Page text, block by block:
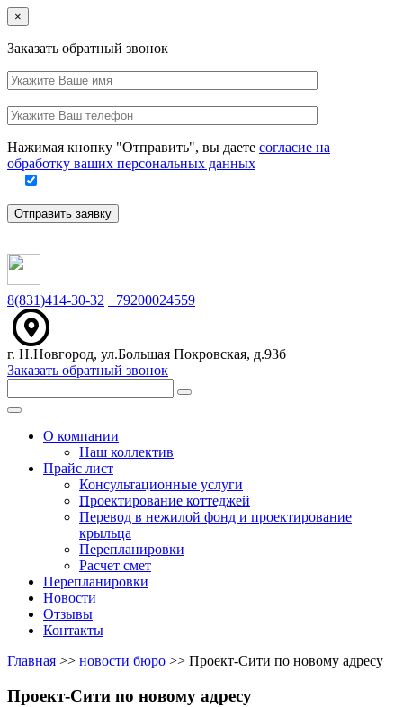
×
Заказать обратный звонок
Ваше
имя
это
Ваш
телефон
Нажимая кнопку "Отправить", вы даете согласие на
обработку ваших персональных данных
Отправить заявку
8(831)414-30-32 +79200024559
г. Н.Новгород, ул.Большая Покровская, д.93б
Заказать обратный звонок
Меню
О компании
Наш коллектив
Прайс лист
Консультационные услуги
Проектирование коттеджей
Перевод в нежилой фонд и проектирование
крыльца
Перепланировки
Расчет смет
Перепланировки
Новости
Отзывы
Контакты
Главная >> новости бюро >> Проект-Сити по новому адресу
Проект-Сити по новому адресу